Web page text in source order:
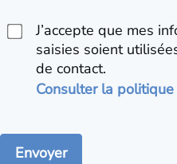
J’accepte que mes
saisies soient
de contact.
Consulter la